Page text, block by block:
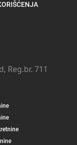
Reg.br. 711